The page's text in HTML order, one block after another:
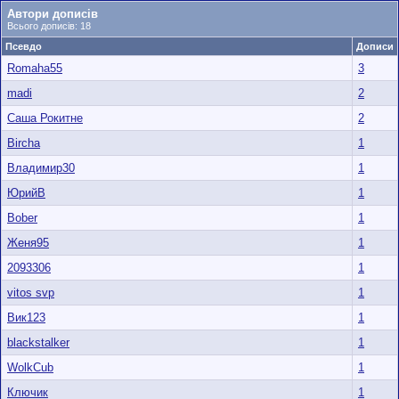
Автори дописів
Всього дописів: 18
Псевдо
Дописи
Romaha55
3
madi
2
Саша Рокитне
2
Bircha
1
Владимир30
1
ЮрийВ
1
Bober
1
Женя95
1
2093306
1
vitos svp
1
Вик123
1
blackstalker
1
WolkCub
1
Ключик
1